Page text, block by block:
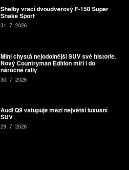
Shelby vrací dvoudveřový F-150 Super
Snake Sport
31. 7. 2026
Mini chystá nejodolnější SUV své historie.
Nový Countryman Edition míří i do
náročné rally
30. 7. 2026
Audi Q9 vstupuje mezi největší luxusní
SUV
29. 7. 2026